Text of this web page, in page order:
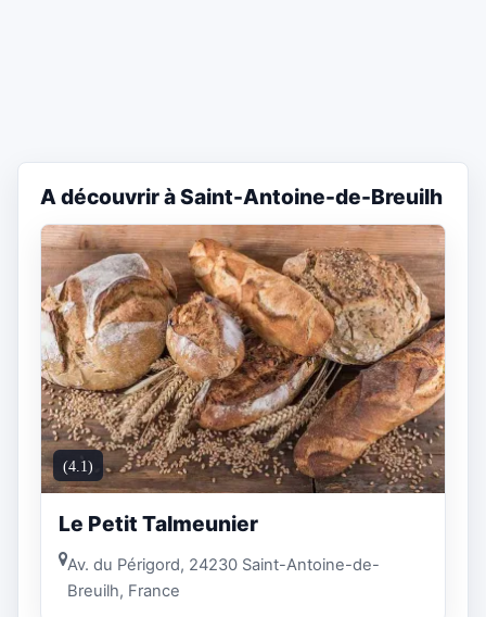
A découvrir à Saint-Antoine-de-Breuilh
(4.1)
Le Petit Talmeunier
Av. du Périgord, 24230 Saint-Antoine-de-
Breuilh, France